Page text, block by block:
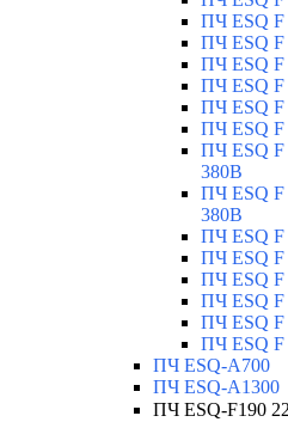
ПЧ ESQ F
ПЧ ESQ F
ПЧ ESQ F
ПЧ ESQ F
ПЧ ESQ F
ПЧ ESQ F
ПЧ ESQ F
380В
ПЧ ESQ F
380В
ПЧ ESQ F
ПЧ ESQ F
ПЧ ESQ F
ПЧ ESQ F
ПЧ ESQ F
ПЧ ESQ F
ПЧ ESQ-A700
ПЧ ESQ-A1300
ПЧ ESQ-F190